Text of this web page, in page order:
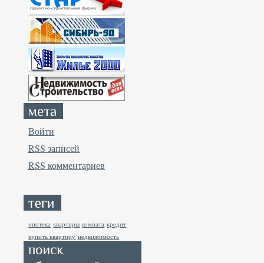
Войти
RSS записей
RSS комментариев
ипотека квартиры комната кредит
купить квартиру недвижимость